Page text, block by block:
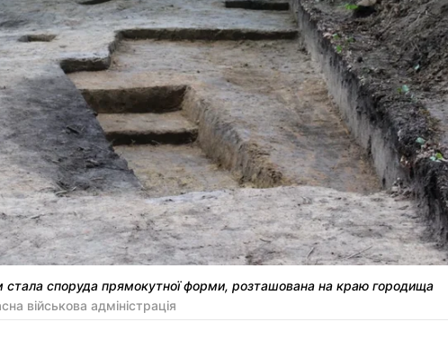
стала споруда прямокутної форми, розташована на краю городища
військова адміністрація